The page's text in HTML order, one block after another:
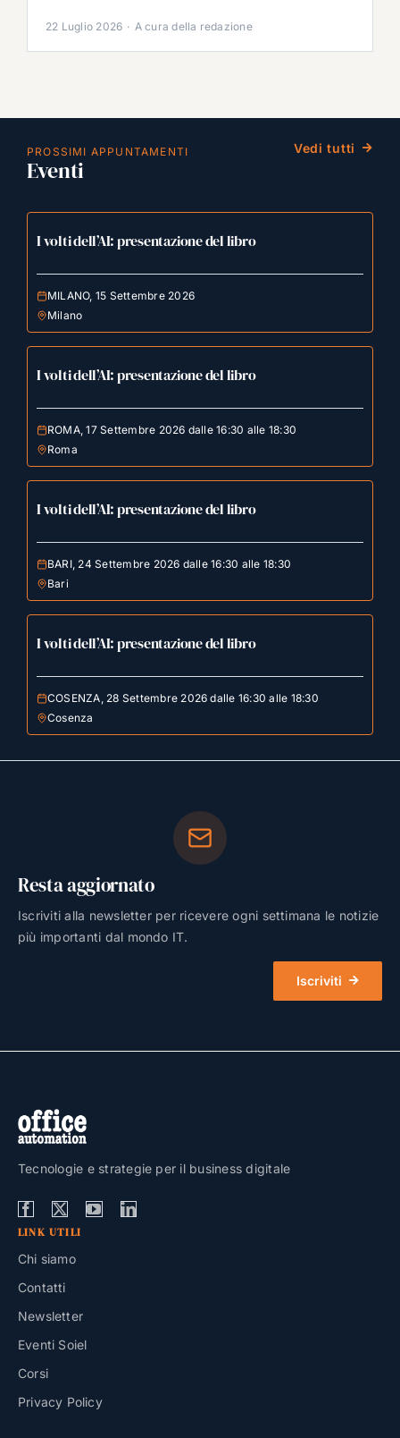
22 Luglio 2026 · A cura della redazione
PROSSIMI APPUNTAMENTI
Eventi
Vedi tutti
I volti dell’AI: presentazione del libro
MILANO, 15 Settembre 2026
Milano
I volti dell’AI: presentazione del libro
ROMA, 17 Settembre 2026 dalle 16:30 alle 18:30
Roma
I volti dell’AI: presentazione del libro
BARI, 24 Settembre 2026 dalle 16:30 alle 18:30
Bari
I volti dell’AI: presentazione del libro
COSENZA, 28 Settembre 2026 dalle 16:30 alle 18:30
Cosenza
Resta aggiornato
Iscriviti alla newsletter per ricevere ogni settimana le notizie
più importanti dal mondo IT.
Iscriviti
Tecnologie e strategie per il business digitale
LINK UTILI
Chi siamo
Contatti
Newsletter
Eventi Soiel
Corsi
Privacy Policy